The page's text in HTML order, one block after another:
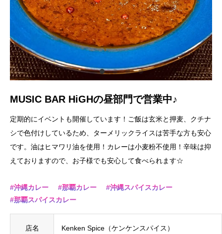
MUSIC BAR HiGHの昼部門で営業中♪
定期的にイベントも開催しています！ご飯は玄米と押麦、クチナ
シで色付けしているため、ターメリックライスは苦手な方も安心
です。油はヒマワリ油を使用！カレーは小麦粉不使用！辛味は抑
えておりますので、お子様でも安心して食べられます☆
沖縄カレー 那覇カレー
沖縄スパイスカレー
那覇スパイスカレー
店名 Kenken Spice（ケンケンスパイス）